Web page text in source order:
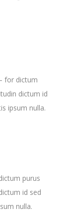
for dictum
dictum id
ipsum nulla.
purus
id sed
nulla.